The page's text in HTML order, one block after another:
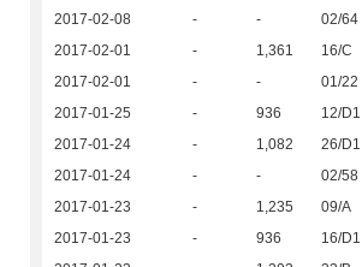
2017-02-08
- - 02/64
2017-02-01
- 1,361 16/C
2017-02-01
- - 01/22
2017-01-25
- 936 12/D1
2017-01-24
- 1,082 26/D1
2017-01-24
- - 02/58
2017-01-23
- 1,235 09/A
2017-01-23
- 936 16/D1